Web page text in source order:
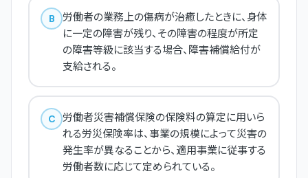
B
労働者の業務上の傷病が治癒したときに、身体
に一定の障害が残り、その障害の程度が所定
の障害等級に該当する場合、障害補償給付が
支給される。
C
労働者災害補償保険の保険料の算定に用いら
れる労災保険率は、事業の規模によって災害の
発生率が異なることから、適用事業に従事する
労働者数に応じて定められている。